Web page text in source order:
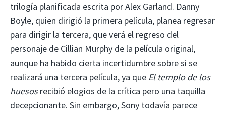
trilogía planificada escrita por Alex Garland. Danny
Boyle, quien dirigió la primera película, planea regresar
para dirigir la tercera, que verá el regreso del
personaje de Cillian Murphy de la película original,
aunque ha habido cierta incertidumbre sobre si se
realizará una tercera película, ya que El templo de los
huesosrecibió elogios de la crítica pero una taquilla
decepcionante. Sin embargo, Sony todavía parece